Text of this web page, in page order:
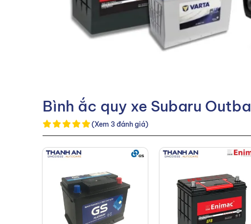
Bình ắc quy xe Subaru
(Xem 3 đánh giá)